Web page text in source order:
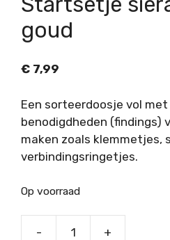
goud
€ 7,99
Een sorteerdoosje vol
benodigdheden (findings)
maken zoals klemmetjes,
verbindingsringetjes.
Op voorraad
- +